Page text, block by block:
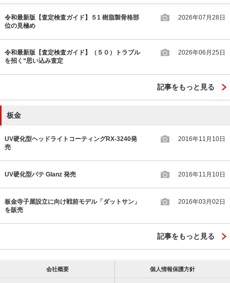
令和最新版【査定検査ガイド】５1 樹脂製骨格部
位の見極め
2026年07月28日
令和最新版【査定検査ガイド】（５０）トラブル
を招く“思い込み査定
2026年06月25日
記事をもっと見る
板金
UV硬化型ヘッドライトコーティングRX-3240発
売
2016年11月10日
UV硬化型パテ Glanz 発売 2016年11月10日
板金寺子屋設立に向け戦前モデル「ダットサン」
を販売
2016年03月02日
記事をもっと見る
会社概要 個人情報保護方針